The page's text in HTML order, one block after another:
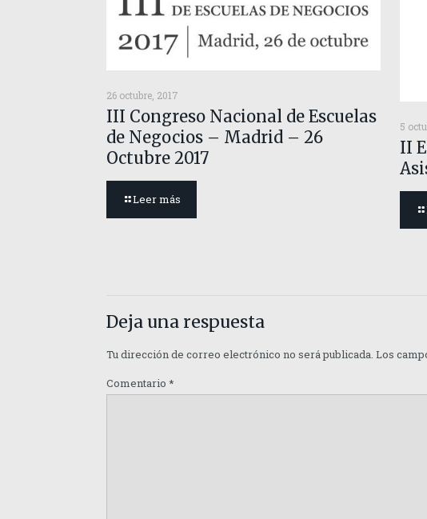
26 octubre, 2017
III Congreso Nacional de Escuelas
de Negocios – Madrid – 26
Octubre 2017
Leer más
5
II
Deja una respuesta
Tu dirección de correo electrónico no será publicada. Los
Comentario *